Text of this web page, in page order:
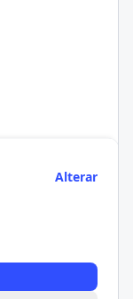
Alterar